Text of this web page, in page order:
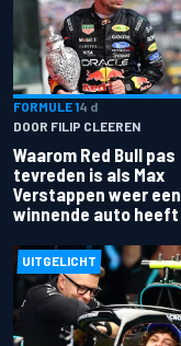
FORMULE 14 d
DOOR FILIP CLEEREN
Waarom Red Bull pas
tevreden is als Max
Verstappen weer een
winnende auto heeft
UITGELICHT